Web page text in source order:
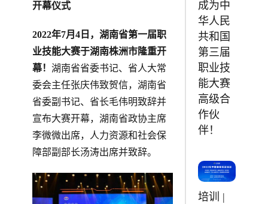
开幕仪式
2022年7月4日，湖南省第一届职
业技能大赛于湖南株洲市隆重开
幕！ 湖南省省委书记、省人大常
委会主任张庆伟致贺信，湖南省
省委副书记、省长毛伟明致辞并
宣布大赛开幕，湖南省政协主席
李微微出席，人力资源和社会保
障部副部长汤涛出席并致辞。
成为中
华人民
共和国
第三届
职业技
能大赛
高级合
作伙
伴！
培训 |